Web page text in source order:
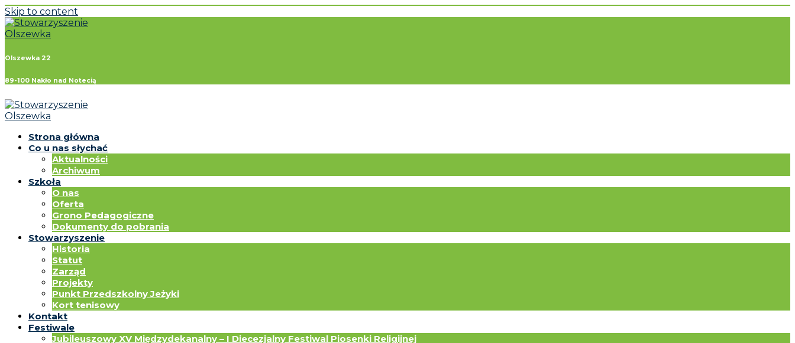
Skip to content
Olszewka 22
89-100 Nakło nad Notecią
Strona główna
Co u nas słychać
Aktualności
Archiwum
Szkoła
O nas
Oferta
Grono Pedagogiczne
Dokumenty do pobrania
Stowarzyszenie
Historia
Statut
Zarząd
Projekty
Punkt Przedszkolny Jeżyki
Kort tenisowy
Kontakt
Festiwale
Jubileuszowy XV Międzydekanalny – I Diecezjalny Festiwal Piosenki Religijnej